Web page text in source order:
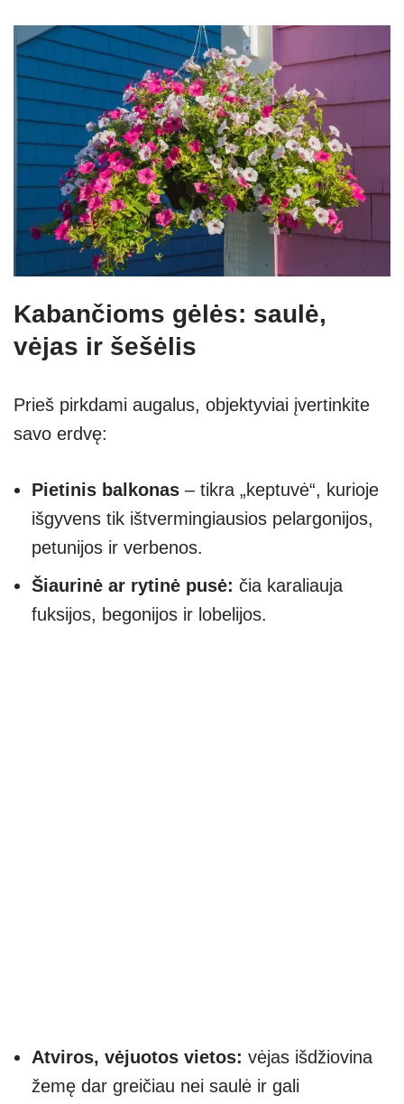
Kabančioms gėlės: saulė,
vėjas ir šešėlis
Prieš pirkdami augalus, objektyviai įvertinkite
savo erdvę:
Pietinis balkonas – tikra „keptuvė“, kurioje
išgyvens tik ištvermingiausios pelargonijos,
petunijos ir verbenos.
Šiaurinė ar rytinė pusė: čia karaliauja
fuksijos, begonijos ir lobelijos.
Atviros, vėjuotos vietos: vėjas išdžiovina
žemę dar greičiau nei saulė ir gali